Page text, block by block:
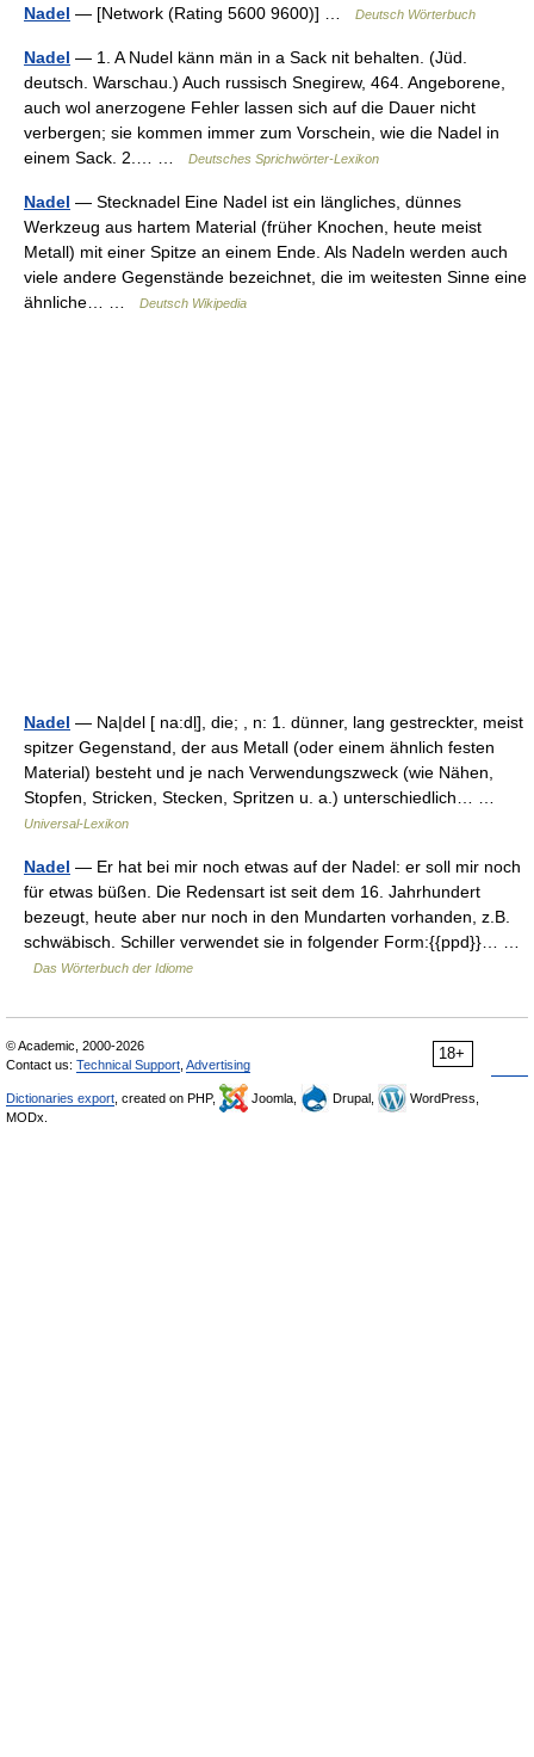
Nadel — [Network (Rating 5600 9600)] … Deutsch Wörterbuch
Nadel — 1. A Nudel känn män in a Sack nit behalten. (Jüd.
deutsch. Warschau.) Auch russisch Snegirew, 464. Angeborene,
auch wol anerzogene Fehler lassen sich auf die Dauer nicht
verbergen; sie kommen immer zum Vorschein, wie die Nadel in
einem Sack. 2.… …
Deutsches Sprichwörter-Lexikon
Nadel — Stecknadel Eine Nadel ist ein längliches, dünnes
Werkzeug aus hartem Material (früher Knochen, heute meist
Metall) mit einer Spitze an einem Ende. Als Nadeln werden auch
viele andere Gegenstände bezeichnet, die im weitesten Sinne eine
ähnliche… …
Deutsch Wikipedia
Nadel — Na|del [ na:dl̩], die; , n: 1. dünner, lang gestreckter, meist
spitzer Gegenstand, der aus Metall (oder einem ähnlich festen
Material) besteht und je nach Verwendungszweck (wie Nähen,
Stopfen, Stricken, Stecken, Spritzen u. a.) unterschiedlich… …
Universal-Lexikon
Nadel — Er hat bei mir noch etwas auf der Nadel: er soll mir noch
für etwas büßen. Die Redensart ist seit dem 16. Jahrhundert
bezeugt, heute aber nur noch in den Mundarten vorhanden, z.B.
schwäbisch. Schiller verwendet sie in folgender Form:{{ppd}}… …
Das Wörterbuch der Idiome
18+
© Academic, 2000-2026
Contact us: Technical Support Advertising
Dictionaries export , created on PHP, Joomla, Drupal,
WordPress,
MODx.